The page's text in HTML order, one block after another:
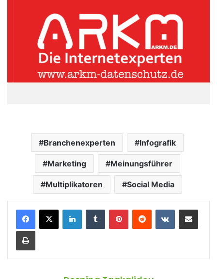
Branchenexperten Infografik
Marketing Meinungsführer
Multiplikatoren Social Media